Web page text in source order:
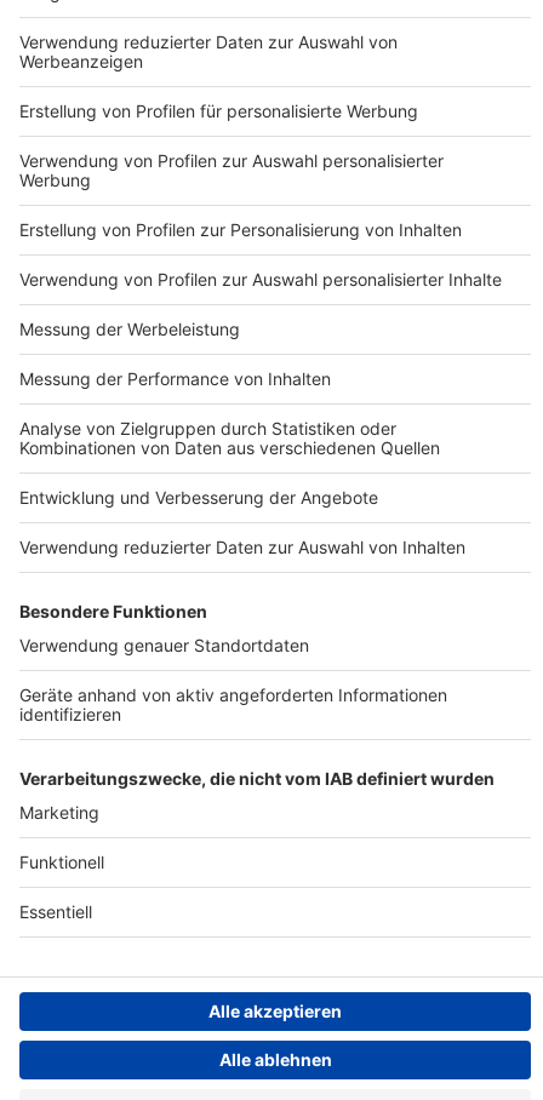
Nutzungsbedingungen
Impressum
Das Band-ABC
Jobs
Presse
Archiv
Teilnahme­bedingungen
Geschäfts­bedingungen
ANTENNE BAYERN GROUP
Grounding Page ROCK
ANTENNE
Kontakt
Studio-Hotline
Werbung
Datenschutz­erklärung
Cookie- und Drittanbieter-
einstellungen
Persönliche Datenkontrolle
Newsletter